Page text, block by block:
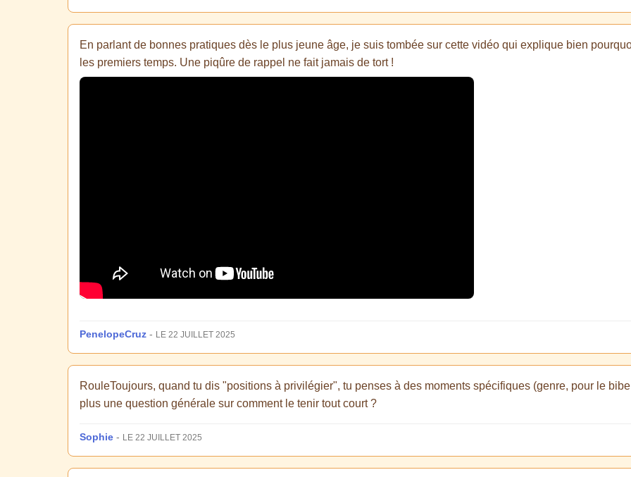
En parlant de bonnes pratiques dès le plus jeune âge, je suis tombée sur cette vidéo qui explique bien
les premiers temps. Une piqûre de rappel ne fait jamais de tort !
PenelopeCruz - LE 22 JUILLET 2025
RouleToujours, quand tu dis "positions à privilégier", tu penses à des moments spécifiques (genre, pour le
plus une question générale sur comment le tenir tout court ?
Sophie - LE 22 JUILLET 2025